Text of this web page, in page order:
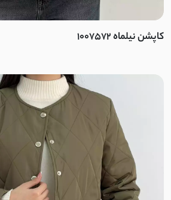
اسپان
فانریپ
پنبه ماکان
چرم مصنوعی
دیزنی
کاپشن نیلماه 1007572